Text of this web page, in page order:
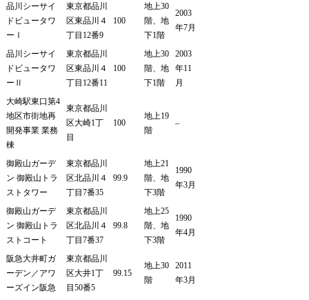
品川シーサイ
ドビュータワ
ーⅠ
東京都品川
区東品川４
丁目12番9
100
地上30
階、地
下1階
2003
年7月
品川シーサイ
ドビュータワ
ーⅡ
東京都品川
区東品川４
丁目12番11
100
地上30
階、地
下1階
2003
年11
月
大崎駅東口第4
地区市街地再
開発事業 業務
棟
東京都品川
区大崎1丁
目
100
地上19
階
–
御殿山ガーデ
ン 御殿山トラ
ストタワー
東京都品川
区北品川４
丁目7番35
99.9
地上21
階、地
下3階
1990
年3月
御殿山ガーデ
ン 御殿山トラ
ストコート
東京都品川
区北品川４
丁目7番37
99.8
地上25
階、地
下3階
1990
年4月
阪急大井町ガ
ーデン／アワ
ーズイン阪急
東京都品川
区大井1丁
目50番5
99.15
地上30
階
2011
年3月